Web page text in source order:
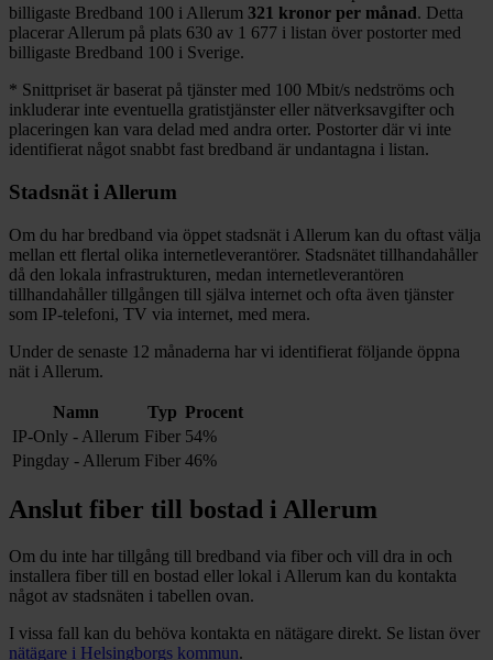
billigaste Bredband 100 i Allerum 321 kronor per månad. Detta
placerar Allerum på plats 630 av 1 677 i listan över postorter med
billigaste Bredband 100 i Sverige.
* Snittpriset är baserat på tjänster med 100 Mbit/s nedströms och
inkluderar inte eventuella gratistjänster eller nätverksavgifter och
placeringen kan vara delad med andra orter. Postorter där vi inte
identifierat något snabbt fast bredband är undantagna i listan.
Stadsnät i Allerum
Om du har bredband via öppet stadsnät i Allerum kan du oftast välja
mellan ett flertal olika internetleverantörer. Stadsnätet tillhandahåller
då den lokala infrastrukturen, medan internetleverantören
tillhandahåller tillgången till själva internet och ofta även tjänster
som IP-telefoni, TV via internet, med mera.
Under de senaste 12 månaderna har vi identifierat följande öppna
nät i Allerum.
Namn Typ Procent
IP-Only - Allerum Fiber 54%
Pingday - Allerum Fiber 46%
Anslut fiber till bostad i Allerum
Om du inte har tillgång till bredband via fiber och vill dra in och
installera fiber till en bostad eller lokal i Allerum kan du kontakta
något av stadsnäten i tabellen ovan.
I vissa fall kan du behöva kontakta en nätägare direkt. Se listan över
nätägare i Helsingborgs kommun.